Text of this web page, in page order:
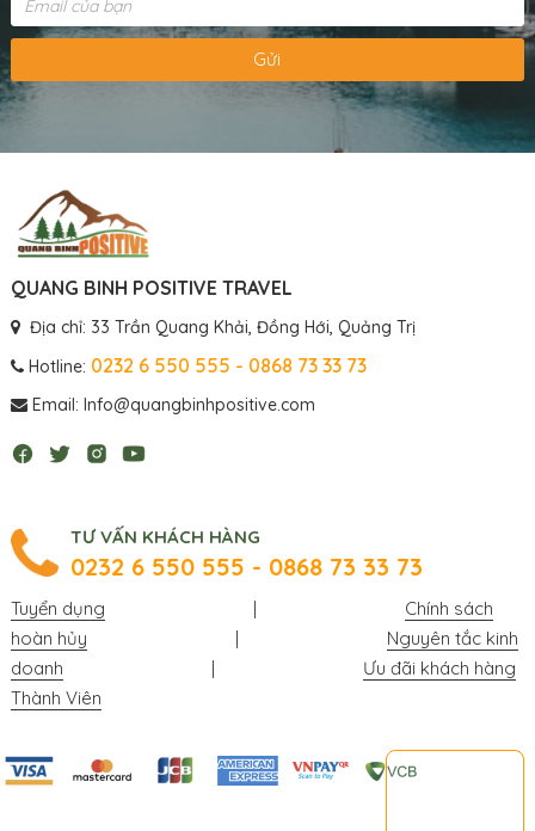
Gửi
QUANG BINH POSITIVE TRAVEL
Địa chỉ: 33 Trần Quang Khải, Đồng Hới, Quảng Trị
Hotline: 0232 6 550 555 - 0868 73 33 73
Email: Info@quangbinhpositive.com
TƯ VẤN KHÁCH HÀNG
0232 6 550 555 - 0868 73 33 73
Tuyển dụng |
Chính sách
hoàn hủy
|
Nguyên tắc kinh
doanh
|
Ưu đãi khách hàng
Thành Viên